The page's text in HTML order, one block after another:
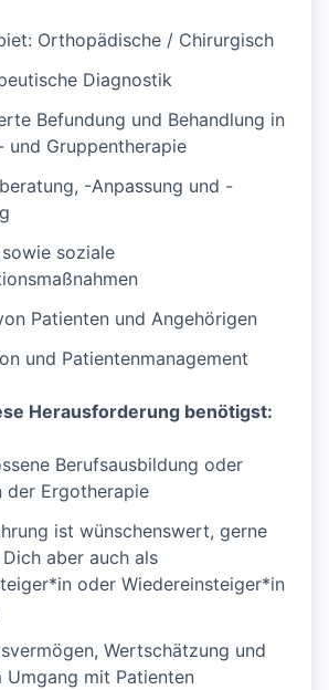
Orthopädische / Chirurgisch
Diagnostik
Befundung und Behandlung in
und Gruppentherapie
-Anpassung und -
soziale
Patienten und Angehörigen
und Patientenmanagement
Herausforderung benötigst:
Berufsausbildung oder
der Ergotherapie
ist wünschenswert, gerne
aber auch als
oder Wiedereinsteiger*in
Wertschätzung und
Umgang mit Patienten